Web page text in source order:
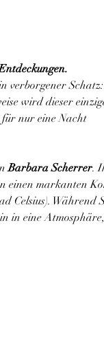
.
verborgener
wird dieser
nur eine Nacht
Barbara Scherrer.
einen markanten
Celsius). Während
in eine